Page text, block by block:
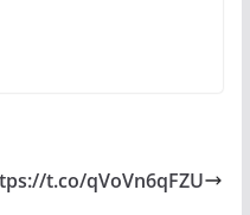
t.co/qVoVn6qFZU